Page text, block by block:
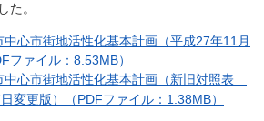
た。
中心市街地活性化基本計画（平成27年11月
ファイル：8.53MB）
中心市街地活性化基本計画（新旧対照表
変更版）（PDFファイル：1.38MB）